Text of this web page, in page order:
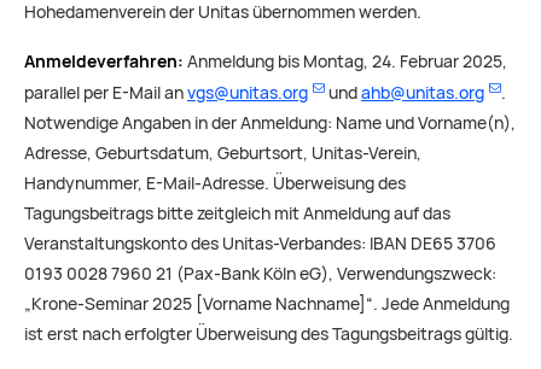
Hohedamenverein der Unitas übernommen werden.
Anmeldeverfahren: Anmeldung bis Montag, 24. Februar 2025,
parallel per E-Mail anvgs@unitas.org undahb@unitas.org
.
Notwendige Angaben in der Anmeldung: Name und Vorname(n),
Adresse, Geburtsdatum, Geburtsort, Unitas-Verein,
Handynummer, E-Mail-Adresse. Überweisung des
Tagungsbeitrags bitte zeitgleich mit Anmeldung auf das
Veranstaltungskonto des Unitas-Verbandes: IBAN DE65 3706
0193 0028 7960 21 (Pax-Bank Köln eG), Verwendungszweck:
„Krone-Seminar 2025 [Vorname Nachname]“. Jede Anmeldung
ist erst nach erfolgter Überweisung des Tagungsbeitrags gültig.